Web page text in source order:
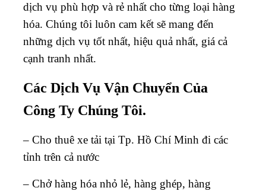
dịch vụ phù hợp và rẻ nhất cho từng loại hàng
hóa. Chúng tôi luôn cam kết sẽ mang đến
những dịch vụ tốt nhất, hiệu quả nhất, giá cả
cạnh tranh nhất.
Các Dịch Vụ Vận Chuyển Của
Công Ty Chúng Tôi.
– Cho thuê xe tải tại Tp. Hồ Chí Minh đi các
tỉnh trên cả nước
– Chở hàng hóa nhỏ lẻ, hàng ghép, hàng